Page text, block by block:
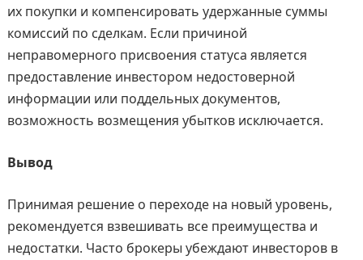
их покупки и компенсировать удержанные суммы
комиссий по сделкам. Если причиной
неправомерного присвоения статуса является
предоставление инвестором недостоверной
информации или поддельных документов,
возможность возмещения убытков исключается.
Вывод
Принимая решение о переходе на новый уровень,
рекомендуется взвешивать все преимущества и
недостатки. Часто брокеры убеждают инвесторов в